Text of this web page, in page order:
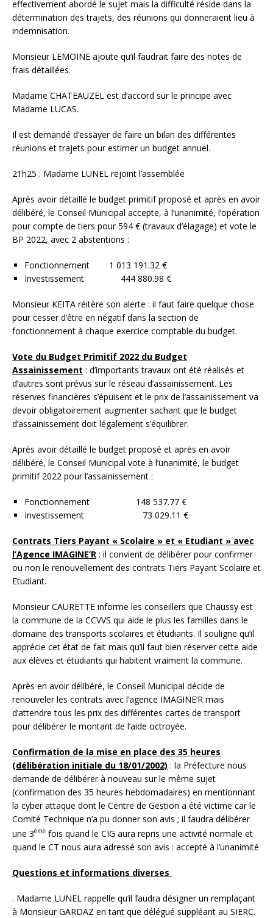
effectivement abordé le sujet mais la difficulté réside dans la
détermination des trajets, des réunions qui donneraient lieu à
indemnisation.
Monsieur LEMOINE ajoute qu’il faudrait faire des notes de
frais détaillées.
Madame CHATEAUZEL est d’accord sur le principe avec
Madame LUCAS.
Il est demandé d’essayer de faire un bilan des différentes
réunions et trajets pour estimer un budget annuel.
21h25 : Madame LUNEL rejoint l’assemblée
Après avoir détaillé le budget primitif proposé et après en avoir
délibéré, le Conseil Municipal accepte, à l’unanimité, l’opération
pour compte de tiers pour 594 € (travaux d’élagage) et vote le
BP 2022, avec 2 abstentions :
Fonctionnement 1 013 191.32 €
Investissement 444 880.98 €
Monsieur KEITA réitère son alerte : il faut faire quelque chose
pour cesser d’être en négatif dans la section de
fonctionnement à chaque exercice comptable du budget.
Vote du Budget Primitif 2022 du Budget
Assainissement : d’importants travaux ont été réalisés et
d’autres sont prévus sur le réseau d’assainissement. Les
réserves financières s’épuisent et le prix de l’assainissement va
devoir obligatoirement augmenter sachant que le budget
d’assainissement doit légalement s’équilibrer.
Après avoir détaillé le budget proposé et après en avoir
délibéré, le Conseil Municipal vote à l’unanimité, le budget
primitif 2022 pour l’assainissement :
Fonctionnement 148 537.77 €
Investissement 73 029.11 €
Contrats Tiers Payant « Scolaire » et « Etudiant » avec
l’Agence IMAGINE’R : il convient de délibérer pour confirmer
ou non le renouvellement des contrats Tiers Payant Scolaire et
Etudiant.
Monsieur CAURETTE informe les conseillers que Chaussy est
la commune de la CCVVS qui aide le plus les familles dans le
domaine des transports scolaires et étudiants. Il souligne qu’il
apprécie cet état de fait mais qu’il faut bien réserver cette aide
aux élèves et étudiants qui habitent vraiment la commune.
Après en avoir délibéré, le Conseil Municipal décide de
renouveler les contrats avec l’agence IMAGINE’R mais
d’attendre tous les prix des différentes cartes de transport
pour délibérer le montant de l’aide octroyée.
Confirmation de la mise en place des 35 heures
(délibération initiale du 18/01/2002) : la Préfecture nous
demande de délibérer à nouveau sur le même sujet
(confirmation des 35 heures hebdomadaires) en mentionnant
la cyber attaque dont le Centre de Gestion a été victime car le
Comité Technique n’a pu donner son avis ; il faudra délibérer
une 3ème fois quand le CIG aura repris une activité normale et
quand le CT nous aura adressé son avis : accepté à l’unanimité
Questions et informations diverses
. Madame LUNEL rappelle qu’il faudra désigner un remplaçant
à Monsieur GARDAZ en tant que délégué suppléant au SIERC.